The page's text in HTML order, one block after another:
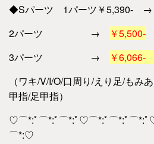
◆Sパーツ 1パーツ￥5,390-
2パーツ →
￥5,500-
3パーツ →
￥6,066-
（ワキ/V/I/O/口周り/えり足/もみ
甲指/足甲指）
♡⌒*:ﾟ⌒*:ﾟ⌒*:ﾟ♡⌒*:ﾟ⌒*:ﾟ⌒*:
⌒*:♡